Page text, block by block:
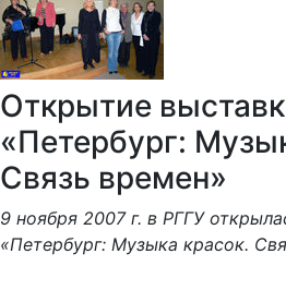
Открытие
«Петербург:
Связь времен»
9 ноября 2007 г. в РГГУ
«Петербург: Музыка красок.